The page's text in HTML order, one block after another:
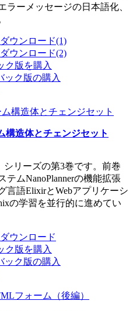
ラーメッセージの日本語化、
ウンロード(1)
ウンロード(2)
ク版を購入
ック版の購入
造体とチェンジセット
シリーズの第3巻です。前巻
ムNanoPlannerの機能拡張
言語ElixirとWebアプリケーシ
の学習を並行的に進めてい
ウンロード
ク版を購入
ック版の購入